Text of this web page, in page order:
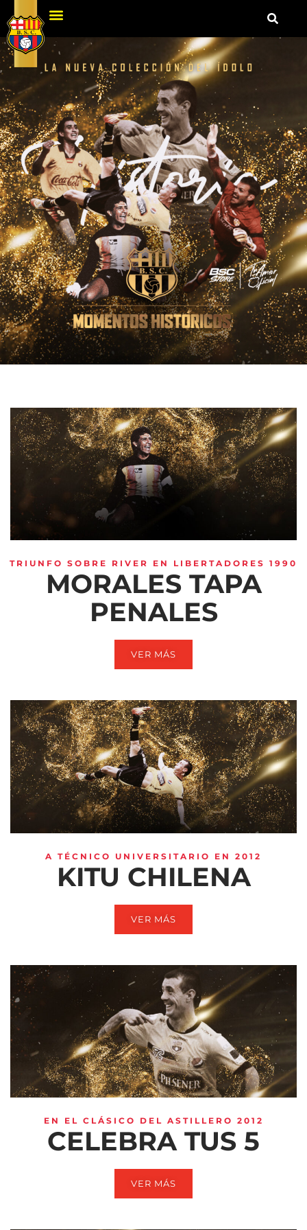
TRIUNFO SOBRE RIVER EN LIBERTADORES 1990
MORALES TAPA
PENALES
VER MÁS
A TÉCNICO UNIVERSITARIO EN 2012
KITU CHILENA
VER MÁS
EN EL CLÁSICO DEL ASTILLERO 2012
CELEBRA TUS 5
VER MÁS